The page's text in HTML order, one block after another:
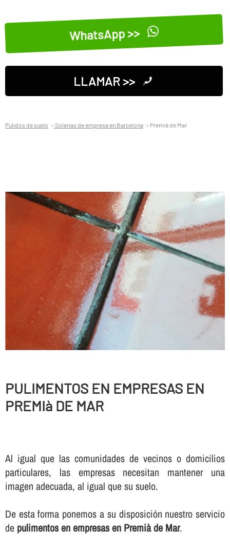
WhatsApp >>
LLAMAR >>
Pulidos de suelo Solerias de empresa en Barcelona Premià de Mar
PULIMENTOS EN EMPRESAS EN
PREMIà DE MAR
Al igual que las comunidades de vecinos o domicilios
particulares, las empresas necesitan mantener una
imagen adecuada, al igual que su suelo.
De esta forma ponemos a su disposición nuestro servicio
de pulimentos en empresas en Premià de Mar.